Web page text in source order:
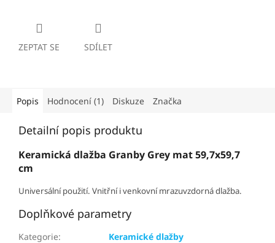
ZEPTAT SE SDÍLET
Popis Hodnocení (1) Diskuze Značka
Detailní popis produktu
Keramická dlažba Granby Grey mat 59,7x59,7
cm
Universální použití. Vnitřní i venkovní mrazuvzdorná dlažba.
Doplňkové parametry
Kategorie:
Keramické dlažby